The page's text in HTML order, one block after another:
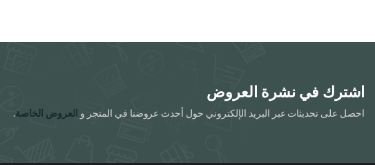
اشترك في نشرة العروض
احصل على تحديثات عبر البريد الإلكتروني حول أحدث عروضنا في المتجر و العروض الخاصة.